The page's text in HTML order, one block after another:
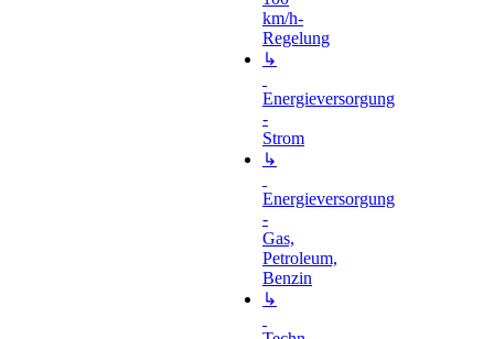
km/h-
Regelung
↳
Energieversorgung
-
Strom
↳
Energieversorgung
-
Gas,
Petroleum,
Benzin
↳